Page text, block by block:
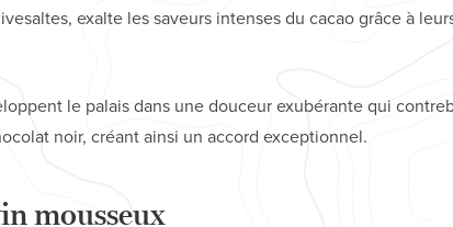
exalte les saveurs intenses du cacao grâce à
le palais dans une douceur exubérante qui
noir, créant ainsi un accord exceptionnel.
mousseux